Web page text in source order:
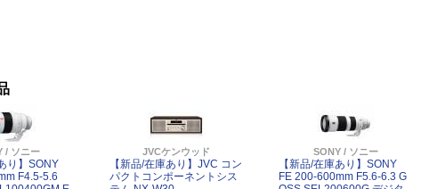
/ ソニー
り】SONY
F4.5-5.6
JVCケンウッド
【新品/在庫あり】JVC コン
パクトコンポーネントシス
SONY / ソニー
【新品/在庫あり】SONY
FE 200-600mm F5.6-6.3 G